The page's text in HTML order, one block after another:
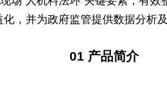
，并为政府监管提供数据分析
01 产品简介